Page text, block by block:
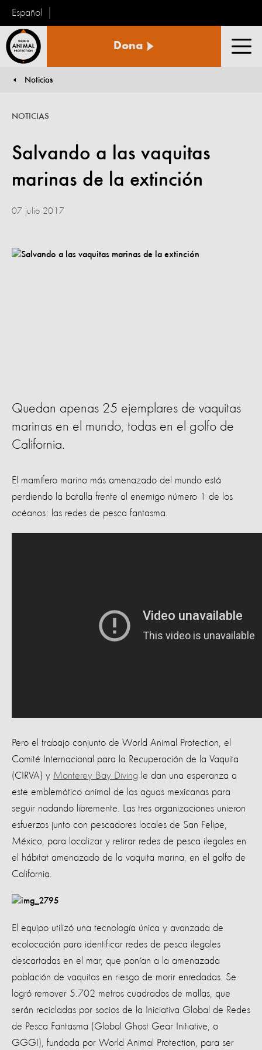
Español
Animal
Dona
Noticias
Salvando a las vaquitas
marinas de la extinción
NOTICIAS
07 julio 2017
Quedan apenas 25 ejemplares de vaquitas
marinas en el mundo, todas en el golfo de
California.
El mamífero marino más amenazado del mundo está
perdiendo la batalla frente al enemigo número 1 de los
océanos: las redes de pesca fantasma.
Pero el trabajo conjunto de World Animal Protection, el
Comité Internacional para la Recuperación de la Vaquita
(CIRVA) y Monterey Bay Diving le dan una esperanza a
este emblemático animal de las aguas mexicanas para
seguir nadando libremente. Las tres organizaciones unieron
esfuerzos junto con pescadores locales de San Felipe,
México, para localizar y retirar redes de pesca ilegales en
el hábitat amenazado de la vaquita marina, en el golfo de
California.
El equipo utilizó una tecnología única y avanzada de
ecolocación para identificar redes de pesca ilegales
descartadas en el mar, que ponían a la amenazada
población de vaquitas en riesgo de morir enredadas. Se
logró remover 5.702 metros cuadrados de mallas, que
serán recicladas por socios de la Iniciativa Global de Redes
de Pesca Fantasma (Global Ghost Gear Initiative, o
GGGI), fundada por World Animal Protection, para ser